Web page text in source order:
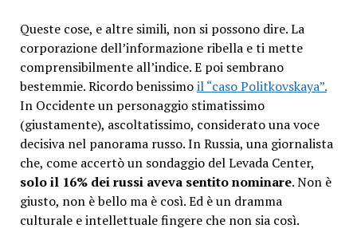
Queste cose, e altre simili, non si possono dire. La
corporazione dell’informazione ribella e ti mette
comprensibilmente all’indice. E poi sembrano
bestemmie. Ricordo benissimoil “caso Politkovskaya”.
In Occidente un personaggio stimatissimo
(giustamente), ascoltatissimo, considerato una voce
decisiva nel panorama russo. In Russia, una giornalista
che, come accertò un sondaggio del Levada Center,
solo il 16% dei russi aveva sentito nominare. Non è
giusto, non è bello ma è così. Ed è un dramma
culturale e intellettuale fingere che non sia così.